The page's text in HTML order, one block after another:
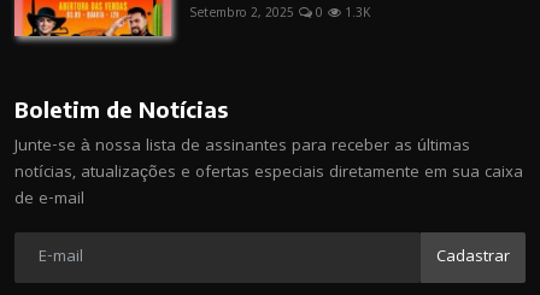
Setembro 2, 2025
0 1.3K
Boletim de Notícias
Junte-se à nossa lista de assinantes para receber as últimas
notícias, atualizações e ofertas especiais diretamente em sua caixa
de e-mail
Cadastrar